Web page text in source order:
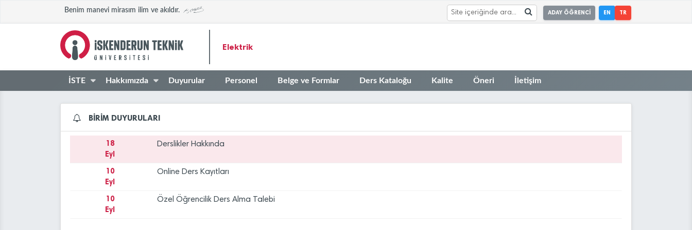
Benim manevi mirasım ilim ve akıldır. ADAY ÖĞRENCİ EN TR
Elektrik
İSTE Hakkımızda Duyurular Personel Belge ve Formlar Ders Kataloğu Kalite Öneri İletişim
BİRİM DUYURULARI
18
Eyl
Derslikler Hakkında
10
Eyl
Online Ders Kayıtları
10
Eyl
Özel Öğrencilik Ders Alma Talebi